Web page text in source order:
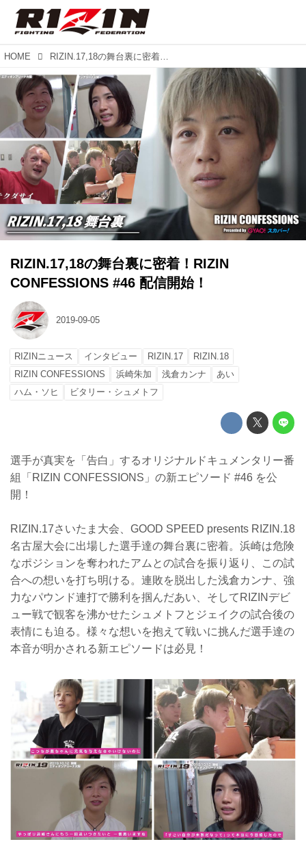
HOME RIZIN.17,18の舞台裏に密着！RIZIN CONFESSIONS #46 配信開始！
RIZIN.17,18の舞台裏に密着！RIZIN
CONFESSIONS #46 配信開始！
2019-09-05
RIZINニュース インタビュー RIZIN.17
RIZIN.18
RIZIN CONFESSIONS
浜崎朱加 浅倉カンナ
あい
ハム・ソヒ
ビタリー・シュメトフ
選手が真実を「告白」するオリジナルドキュメンタリー番
組「RIZIN CONFESSIONS」の新エピソード #46 を公
開！
RIZIN.17さいたま大会、GOOD SPEED presents RIZIN.18
名古屋大会に出場した選手達の舞台裏に密着。浜崎は危険
なポジションを奪われたアムとの試合を振り返り、この試
合への想いを打ち明ける。連敗を脱出した浅倉カンナ、強
力なパウンド連打で勝利を掴んだあい、そしてRIZINデビ
ュー戦で観客を沸かせたシュメトフとジェイクの試合後の
表情にも迫る。様々な想いを抱えて戦いに挑んだ選手達の
本音が明かされる新エピソードは必見！